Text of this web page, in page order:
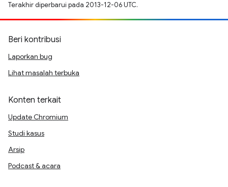
Terakhir diperbarui pada 2013-12-06 UTC.
Beri kontribusi
Laporkan bug
Lihat masalah terbuka
Konten terkait
Update Chromium
Studi kasus
Arsip
Podcast & acara